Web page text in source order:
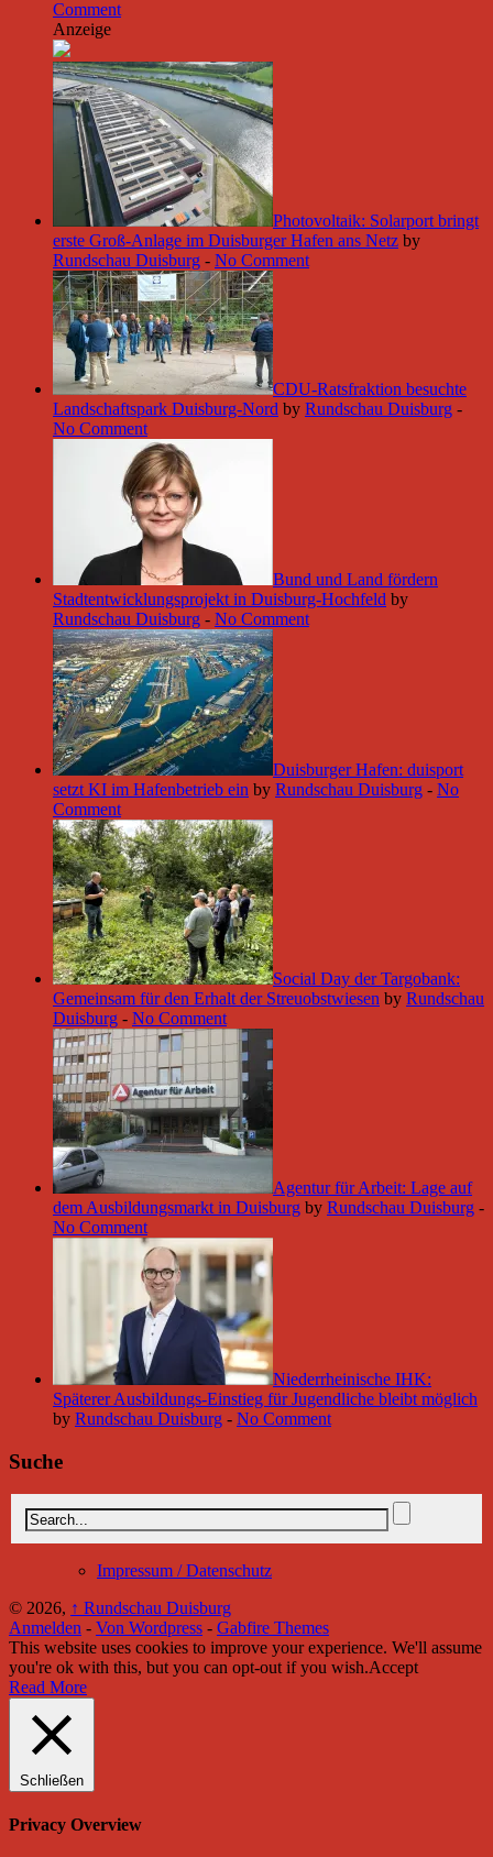
Comment
Anzeige
Photovoltaik: Solarport bringt
erste Groß-Anlage im Duisburger Hafen ans Netz by
Rundschau Duisburg - No Comment
CDU-Ratsfraktion besuchte
Landschaftspark Duisburg-Nord by Rundschau Duisburg -
No Comment
Bund und Land fördern
Stadtentwicklungsprojekt in Duisburg-Hochfeld by
Rundschau Duisburg - No Comment
Duisburger Hafen: duisport
setzt KI im Hafenbetrieb ein by Rundschau Duisburg - No
Comment
Social Day der Targobank:
Gemeinsam für den Erhalt der Streuobstwiesen by Rundschau
Duisburg - No Comment
Agentur für Arbeit: Lage auf
dem Ausbildungsmarkt in Duisburg by Rundschau Duisburg -
No Comment
Niederrheinische IHK:
Späterer Ausbildungs-Einstieg für Jugendliche bleibt möglich
by Rundschau Duisburg - No Comment
Suche
Impressum / Datenschutz
© 2026, ↑ Rundschau Duisburg
Anmelden - Von Wordpress - Gabfire Themes
This website uses cookies to improve your experience. We'll assume
you're ok with this, but you can opt-out if you wish.Accept
Read More
Schließen
Privacy Overview